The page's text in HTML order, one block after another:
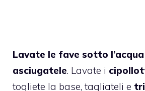
Lavate le fave sotto
asciugatele. Lavate i
togliete la base, tagliateli e